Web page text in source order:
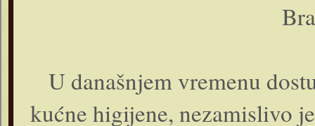
U današnjem vremenu
kućne higijene, nezamislivo